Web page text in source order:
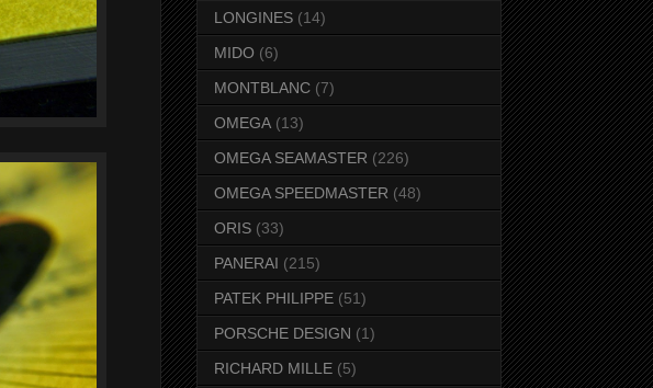
LONGINES (14)
MIDO (6)
MONTBLANC (7)
OMEGA (13)
OMEGA SEAMASTER (226)
OMEGA SPEEDMASTER (48)
ORIS (33)
PANERAI (215)
PATEK PHILIPPE (51)
PORSCHE DESIGN (1)
RICHARD MILLE (5)